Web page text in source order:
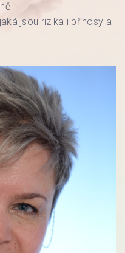
jsou rizika i přínosy a